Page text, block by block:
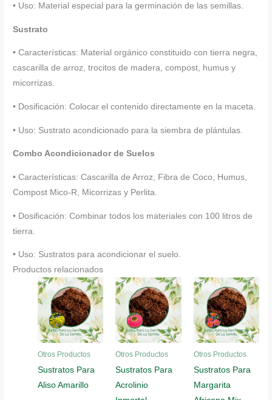
• Uso: Material especial para la germinación de las semillas.
Sustrato
• Características: Material orgánico constituido con tierra negra,
cascarilla de arroz, trocitos de madera, compost, humus y
micorrizas.
• Dosificación: Colocar el contenido directamente en la maceta.
• Uso: Sustrato acondicionado para la siembra de plántulas.
Combo Acondicionador de Suelos
• Características: Cascarilla de Arroz, Fibra de Coco, Humus,
Compost Mico-R, Micorrizas y Perlita.
• Dosificación: Combinar todos los materiales con 100 litros de
tierra.
• Uso: Sustratos para acondicionar el suelo.
Productos relacionados
Otros Productos
Sustratos Para
Aliso Amarillo
Otros Productos
Sustratos Para
Acrolinio
Otros Productos
Sustratos Para
Margarita